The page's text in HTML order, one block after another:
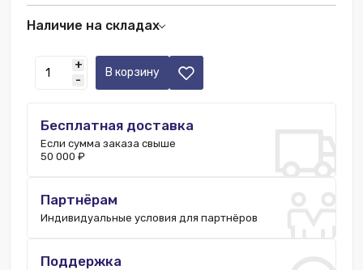
Наличие на складах
+
-
В корзину
Бесплатная доставка
Если сумма заказа свыше
50 000 ₽
Партнёрам
Индивидуальные условия для партнёров
Поддержка